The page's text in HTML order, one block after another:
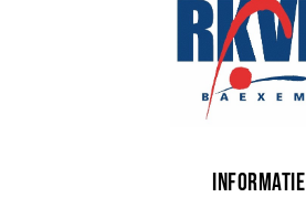
INFORMATIE